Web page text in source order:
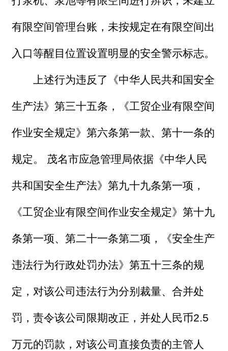
有限空间管理台账，未按规定在有限空间出
入口等醒目位置设置明显的安全警示标志。
上述行为违反了《中华人民共和国安全
生产法》第三十五条，《工贸企业有限空间
作业安全规定》第六条第一款、第十一条的
规定。 茂名市应急管理局依据《中华人民
共和国安全生产法》第九十九条第一项，
《工贸企业有限空间作业安全规定》第十九
条第一项、第二十一条第二项，《安全生产
违法行为行政处罚办法》第五十三条的规
定，对该公司违法行为分别裁量、合并处
罚，责令该公司限期改正，并处人民币2.5
万元的罚款，对该公司直接负责的主管人